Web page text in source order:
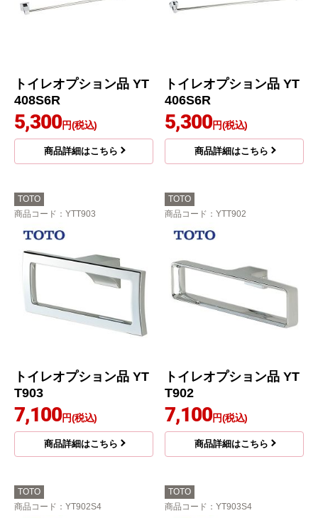
トイレオプション品 YT
408S6R
5,300円(税込)
商品詳細はこちら
トイレオプション品 YT
406S6R
5,300円(税込)
商品詳細はこちら
TOTO
商品コード ：YTT903
トイレオプション品 YT
T903
7,100円(税込)
商品詳細はこちら
TOTO
商品コード ：YTT902
トイレオプション品 YT
T902
7,100円(税込)
商品詳細はこちら
TOTO
商品コード ：YT902S4
TOTO
商品コード ：YT903S4